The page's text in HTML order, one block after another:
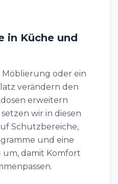
in Küche und
Möblierung oder ein
verändern den
erweitern
wir in diesen
Schutzbereiche,
und eine
damit Komfort